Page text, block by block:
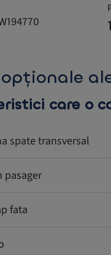
care o
spate transversal
pasager
fata